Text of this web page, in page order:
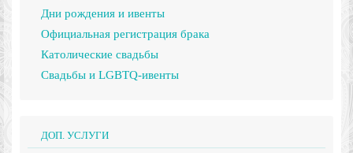
Дни рождения и ивенты
Официальная регистрация брака
Католические свадьбы
Свадьбы и LGBTQ-ивенты
ДОП. УСЛУГИ